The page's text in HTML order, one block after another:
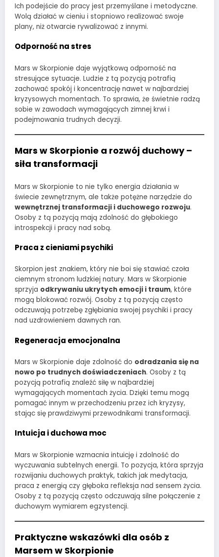
Ich podejście do pracy jest przemyślane i metodyczne.
Wolą działać w cieniu i stopniowo realizować swoje
plany, niż otwarcie rywalizować z innymi.
Odporność na stres
Mars w Skorpionie daje wyjątkową odporność na
stresujące sytuacje. Ludzie z tą pozycją potrafią
zachować spokój i koncentrację nawet w najbardziej
kryzysowych momentach. To sprawia, że świetnie radzą
sobie w zawodach wymagających zimnej krwi i
podejmowania trudnych decyzji.
Mars w Skorpionie a rozwój duchowy –
siła transformacji
Mars w Skorpionie to nie tylko energia działania w
świecie zewnętrznym, ale także potężne narzędzie do
wewnętrznej transformacji i duchowego rozwoju.
Osoby z tą pozycją mają zdolność do głębokiego
introspekcji i pracy nad sobą.
Praca z cieniami psychiki
Skorpion jest znakiem, który nie boi się stawiać czoła
ciemnym stronom ludzkiej natury. Mars w Skorpionie
sprzyja odkrywaniu ukrytych emocji i traum, które
mogą blokować rozwój. Osoby z tą pozycją często
odczuwają potrzebę zgłębiania swojej psychiki i pracy
nad uzdrowieniem dawnych ran.
Regeneracja emocjonalna
Mars w Skorpionie daje zdolność do odradzania się na
nowo po trudnych doświadczeniach. Osoby z tą
pozycją potrafią znaleźć siłę w najbardziej
wymagających momentach życia. Dzięki temu mogą
pomagać innym w przechodzeniu przez ich kryzysy,
stając się prawdziwymi przewodnikami transformacji.
Intuicja i duchowa moc
Mars w Skorpionie wzmacnia intuicję i zdolność do
wyczuwania subtelnych energii. To pozycja, która sprzyja
rozwijaniu duchowych praktyk, takich jak medytacja,
praca z energią czy głęboka refleksja nad sensem życia.
Osoby z tą pozycją często odczuwają silne połączenie z
duchowym wymiarem egzystencji.
Praktyczne wskazówki dla osób z
Marsem w Skorpionie